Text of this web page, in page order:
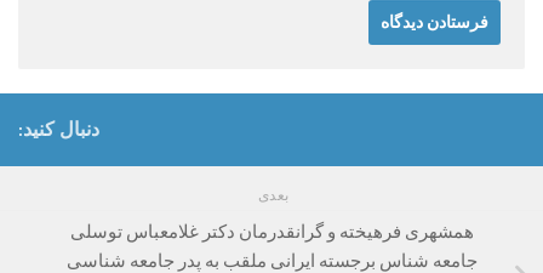
دنبال کنید:
بعدی
همشهری فرهیخته و گرانقدرمان دکتر غلامعباس توسلی
جامعه شناس برجسته ایرانی ملقب به پدر جامعه شناسی